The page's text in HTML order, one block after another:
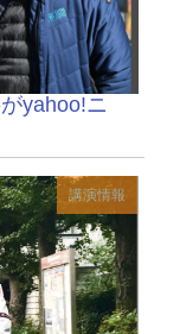
yahoo!ニ
講演情報